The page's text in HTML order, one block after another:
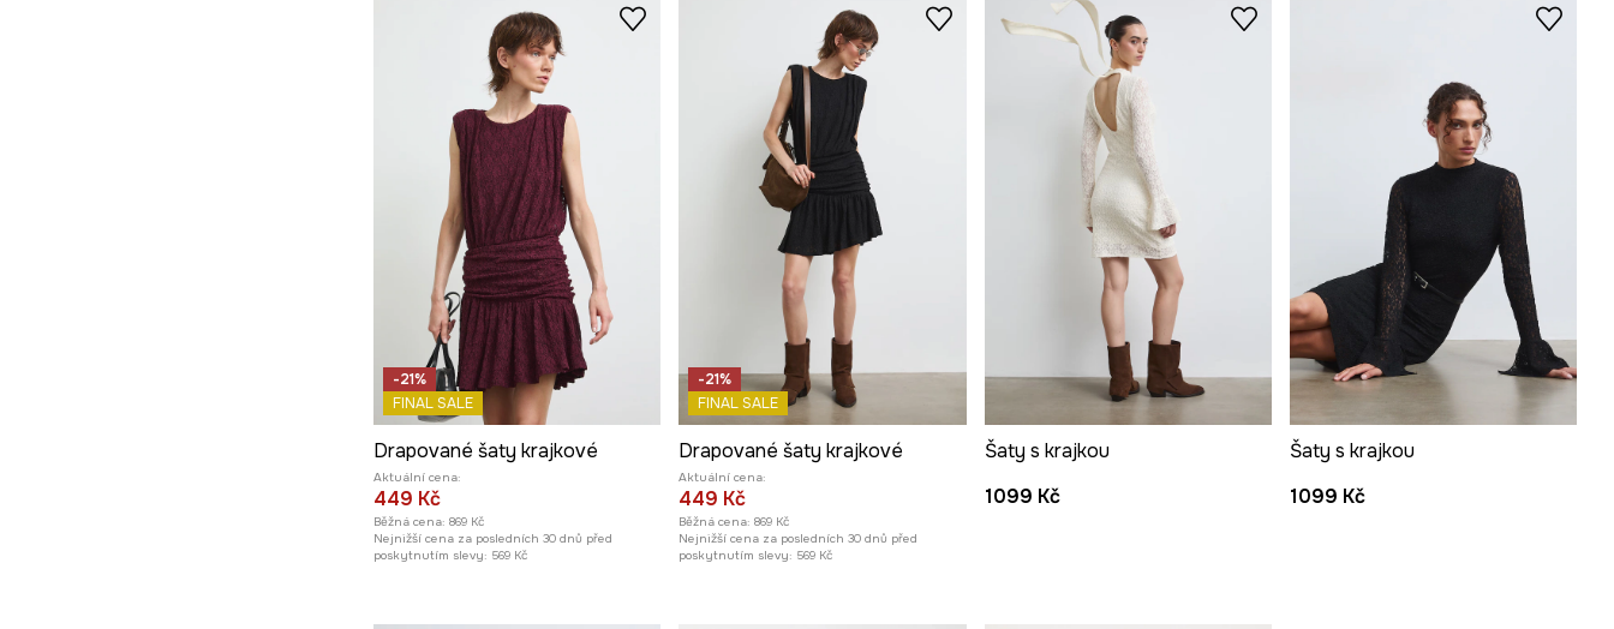
-21%
FINAL SALE
Drapované šaty krajkové
Aktuální cena:
449 Kč
Běžná cena: 869 Kč
Nejnižší cena za posledních 30 dnů před
poskytnutím slevy: 569 Kč
-21%
FINAL SALE
Drapované šaty krajkové
Aktuální cena:
449 Kč
Běžná cena: 869 Kč
Nejnižší cena za posledních 30 dnů před
poskytnutím slevy: 569 Kč
Šaty s krajkou
1099 Kč
Šaty s krajkou
1099 Kč